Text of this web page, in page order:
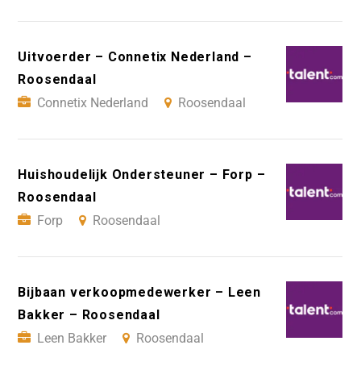
Uitvoerder – Connetix Nederland –
Roosendaal
Connetix Nederland
Roosendaal
Huishoudelijk Ondersteuner – Forp –
Roosendaal
Forp
Roosendaal
Bijbaan verkoopmedewerker – Leen
Bakker – Roosendaal
Leen Bakker
Roosendaal